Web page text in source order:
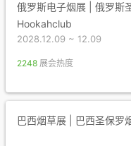
俄罗斯电子烟展 | 俄罗斯
Hookahclub
2028.12.09 ~ 12.09
2248 展会热度
巴西烟草展 | 巴西圣保罗